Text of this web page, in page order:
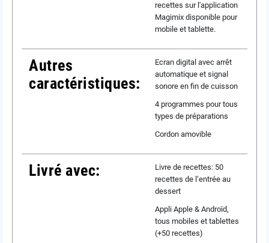
recettes sur l'application
Magimix disponible pour
mobile et tablette.
Autres
caractéristiques:
Ecran digital avec arrêt
automatique et signal
sonore en fin de cuisson
4 programmes pour tous
types de préparations
Cordon amovible
Livré avec:
Livre de recettes: 50
recettes de l’entrée au
dessert
Appli Apple & Androïd,
tous mobiles et tablettes
(+50 recettes)